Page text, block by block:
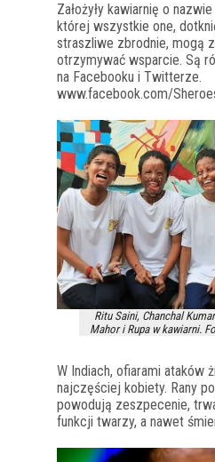
Założyły kawiarnię o
której wszystkie one,
straszliwe zbrodnie, mogą
otrzymywać wsparcie. Są
na Facebooku i Twitterze.
www.facebook.com/
Ritu Saini, Chanchal
Mahor i Rupa w kawiarni.
W Indiach, ofiarami ataków
najczęściej kobiety. Rany
powodują zeszpecenie,
funkcji twarzy, a nawet